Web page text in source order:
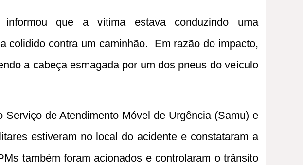
que a vítima estava conduzindo uma
colidido contra um caminhão. Em razão do impacto,
a cabeça esmagada por um dos pneus do veículo
Serviço de Atendimento Móvel de Urgência (Samu) e
estiveram no local do acidente e constataram a
também foram acionados e controlaram o trânsito